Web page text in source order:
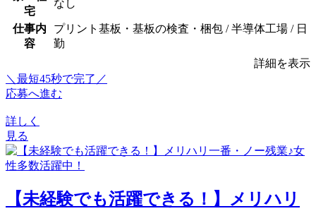
宅
なし
仕事内
容
プリント基板・基板の検査・梱包 / 半導体工場 / 日
勤
詳細を表示
＼最短45秒で完了／
応募へ進む
詳しく
見る
【未経験でも活躍できる！】メリハリ